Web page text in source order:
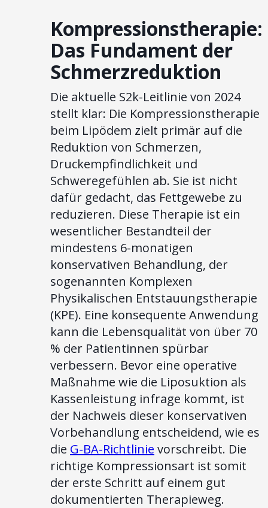
Kompressionstherapie:
Das Fundament der
Schmerzreduktion
Die aktuelle S2k-Leitlinie von 2024
stellt klar: Die Kompressionstherapie
beim Lipödem zielt primär auf die
Reduktion von Schmerzen,
Druckempfindlichkeit und
Schweregefühlen ab. Sie ist nicht
dafür gedacht, das Fettgewebe zu
reduzieren. Diese Therapie ist ein
wesentlicher Bestandteil der
mindestens 6-monatigen
konservativen Behandlung, der
sogenannten Komplexen
Physikalischen Entstauungstherapie
(KPE). Eine konsequente Anwendung
kann die Lebensqualität von über 70
% der Patientinnen spürbar
verbessern. Bevor eine operative
Maßnahme wie die Liposuktion als
Kassenleistung infrage kommt, ist
der Nachweis dieser konservativen
Vorbehandlung entscheidend, wie es
die G-BA-Richtlinie vorschreibt. Die
richtige Kompressionsart ist somit
der erste Schritt auf einem gut
dokumentierten Therapieweg.